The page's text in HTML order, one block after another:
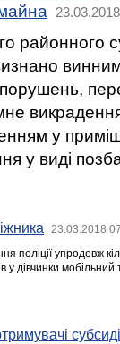
районного
у
у виді
23.03.2018
поліції упродовж
у дівчинки